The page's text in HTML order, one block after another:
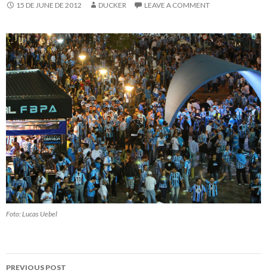
15 DE JUNE DE 2012 DUCKER LEAVE A COMMENT
Foto: Lucas Uebel
Post
PREVIOUS POST